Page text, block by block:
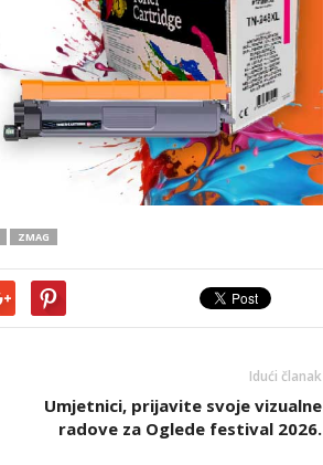
ZMAG
Idući članak
Umjetnici, prijavite svoje vizualne
radove za Oglede festival 2026.